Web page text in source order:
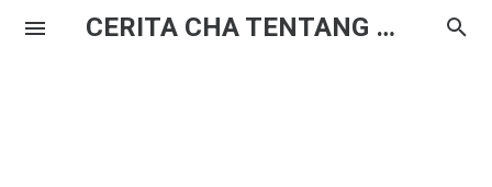
CERITA CHA TENTANG HAL BIASA